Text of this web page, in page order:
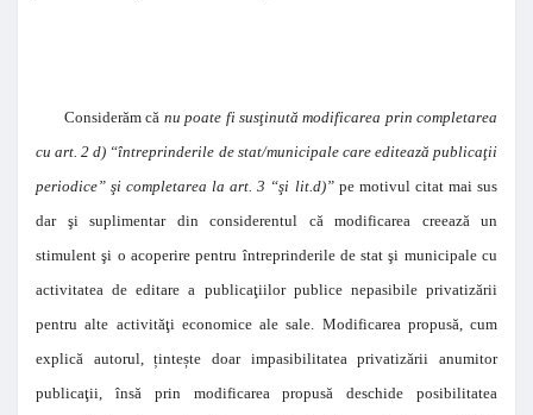
Considerăm că nu poate fi susţinută modificarea prin completarea
cu art. 2 d) “întreprinderile de stat/municipale care editează publicaţii
periodice” şi completarea la art. 3 “şi lit.d)”pe motivul citat mai sus
dar şi suplimentar din considerentul că modificarea creează un
stimulent şi o acoperire pentru întreprinderile de stat şi municipale cu
activitatea de editare a publicaţiilor publice nepasibile privatizării
pentru alte activităţi economice ale sale. Modificarea propusă, cum
explică autorul,țintește doar impasibilitatea privatizării anumitor
publicaţii, însă prin modificarea propusă deschide posibilitatea